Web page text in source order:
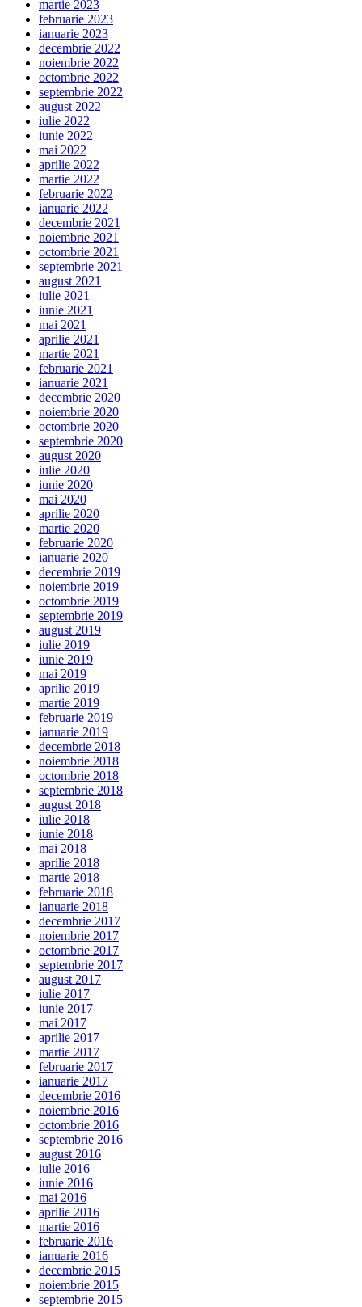
martie 2023
februarie 2023
ianuarie 2023
decembrie 2022
noiembrie 2022
octombrie 2022
septembrie 2022
august 2022
iulie 2022
iunie 2022
mai 2022
aprilie 2022
martie 2022
februarie 2022
ianuarie 2022
decembrie 2021
noiembrie 2021
octombrie 2021
septembrie 2021
august 2021
iulie 2021
iunie 2021
mai 2021
aprilie 2021
martie 2021
februarie 2021
ianuarie 2021
decembrie 2020
noiembrie 2020
octombrie 2020
septembrie 2020
august 2020
iulie 2020
iunie 2020
mai 2020
aprilie 2020
martie 2020
februarie 2020
ianuarie 2020
decembrie 2019
noiembrie 2019
octombrie 2019
septembrie 2019
august 2019
iulie 2019
iunie 2019
mai 2019
aprilie 2019
martie 2019
februarie 2019
ianuarie 2019
decembrie 2018
noiembrie 2018
octombrie 2018
septembrie 2018
august 2018
iulie 2018
iunie 2018
mai 2018
aprilie 2018
martie 2018
februarie 2018
ianuarie 2018
decembrie 2017
noiembrie 2017
octombrie 2017
septembrie 2017
august 2017
iulie 2017
iunie 2017
mai 2017
aprilie 2017
martie 2017
februarie 2017
ianuarie 2017
decembrie 2016
noiembrie 2016
octombrie 2016
septembrie 2016
august 2016
iulie 2016
iunie 2016
mai 2016
aprilie 2016
martie 2016
februarie 2016
ianuarie 2016
decembrie 2015
noiembrie 2015
septembrie 2015